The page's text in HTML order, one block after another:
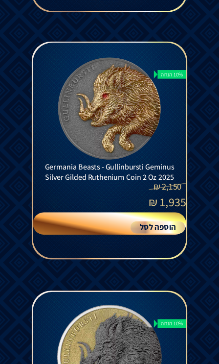
10% הנחה
Germania Beasts - Gullinbursti Geminus
Silver Gilded Ruthenium Coin 2 Oz 2025
2,150
₪
1,935
₪
הוספה לסל
10% הנחה